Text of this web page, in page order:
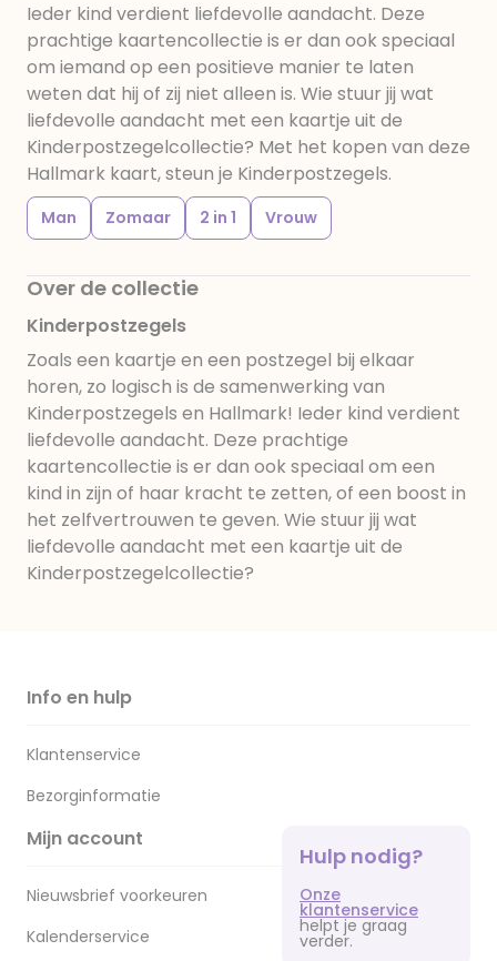
Ieder kind verdient liefdevolle aandacht. Deze
prachtige kaartencollectie is er dan ook speciaal
om iemand op een positieve manier te laten
weten dat hij of zij niet alleen is. Wie stuur jij wat
liefdevolle aandacht met een kaartje uit de
Kinderpostzegelcollectie? Met het kopen van deze
Hallmark kaart, steun je Kinderpostzegels.
Man Zomaar 2 in 1 Vrouw
Over de collectie
Kinderpostzegels
Zoals een kaartje en een postzegel bij elkaar
horen, zo logisch is de samenwerking van
Kinderpostzegels en Hallmark! Ieder kind verdient
liefdevolle aandacht. Deze prachtige
kaartencollectie is er dan ook speciaal om een
kind in zijn of haar kracht te zetten, of een boost in
het zelfvertrouwen te geven. Wie stuur jij wat
liefdevolle aandacht met een kaartje uit de
Kinderpostzegelcollectie?
Info en hulp
Klantenservice
Bezorginformatie
Mijn account
Nieuwsbrief voorkeuren
Kalenderservice
Hulp nodig?
Onze
klantenservice
helpt je graag
verder.